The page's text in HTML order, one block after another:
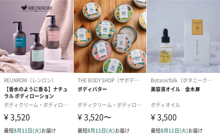
インバスボディセラム【AZ1001】
●トリエチルヘキサノイン、テトラエチルヘキサン酸ペ
ンタエリスリチル、リンゴ酸ジイソステアリル、ハイ
ブリッドローズ花エキス、ツバキ種子エキス、トウキ
根エキス、ゲットウ葉エキス、ノバラ油、トウシキミ
果実/種子油、トコフェロール、ニンジン根エキス、グ
リチルレチン酸ステアリル、ダイズ油、BG、水、イソ
ステアリン酸ポリグリセリル-2
内容量／内容
物
フォーミングウォッシュ【AZ1000】
●容量：150ml 1回あたり2〜3プッシュで約75回
インバスボディセラム【AZ1001】
●容量：75ml 1回あたり2プッシュ（下半身全体）で
約75回